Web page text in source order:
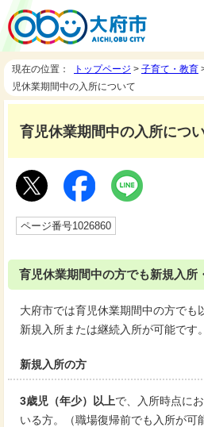
現在の位置： トップページ > 子育て・教育
児休業期間中の入所について
育児休業期間中の入所につ
ページ番号1026860
育児休業期間中の方でも新規入所
大府市では育児休業期間中の方でも
新規入所または継続入所が可能です。
新規入所の方
3歳児（年少）以上で、入所時点に
いる方。（職場復帰前でも入所が可